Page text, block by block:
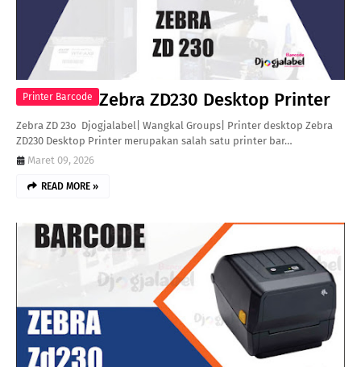
Printer Barcode Zebra ZD230 Desktop Printer
Zebra ZD 23o Djogjalabel| Wangkal Groups| Printer desktop Zebra
ZD230 Desktop Printer merupakan salah satu printer bar…
Maret 09, 2026
READ MORE »